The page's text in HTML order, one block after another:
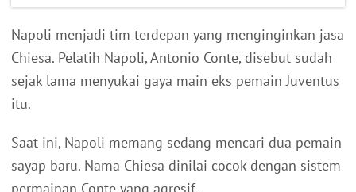
Napoli menjadi tim terdepan yang menginginkan jasa
Chiesa. Pelatih Napoli, Antonio Conte, disebut sudah
sejak lama menyukai gaya main eks pemain Juventus
itu.
Saat ini, Napoli memang sedang mencari dua pemain
sayap baru. Nama Chiesa dinilai cocok dengan sistem